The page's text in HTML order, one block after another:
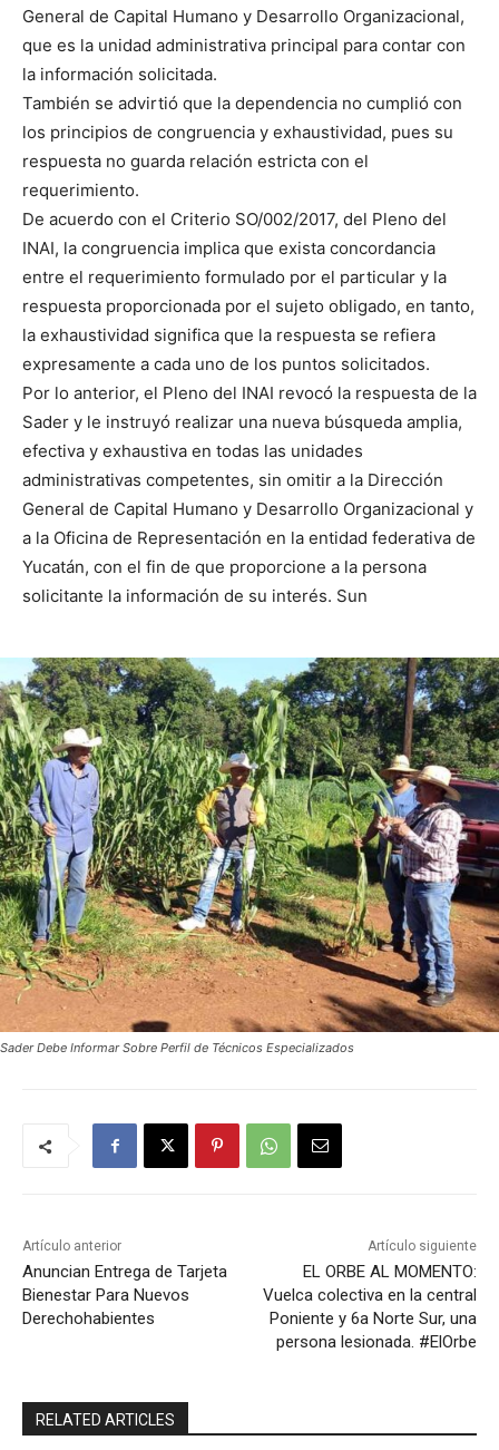
General de Capital Humano y Desarrollo Organizacional,
que es la unidad administrativa principal para contar con
la información solicitada.
También se advirtió que la dependencia no cumplió con
los principios de congruencia y exhaustividad, pues su
respuesta no guarda relación estricta con el
requerimiento.
De acuerdo con el Criterio SO/002/2017, del Pleno del
INAI, la congruencia implica que exista concordancia
entre el requerimiento formulado por el particular y la
respuesta proporcionada por el sujeto obligado, en tanto,
la exhaustividad significa que la respuesta se refiera
expresamente a cada uno de los puntos solicitados.
Por lo anterior, el Pleno del INAI revocó la respuesta de la
Sader y le instruyó realizar una nueva búsqueda amplia,
efectiva y exhaustiva en todas las unidades
administrativas competentes, sin omitir a la Dirección
General de Capital Humano y Desarrollo Organizacional y
a la Oficina de Representación en la entidad federativa de
Yucatán, con el fin de que proporcione a la persona
solicitante la información de su interés. Sun
Sader Debe Informar Sobre Perfil de Técnicos Especializados
Artículo anterior
Anuncian Entrega de Tarjeta
Bienestar Para Nuevos
Derechohabientes
Artículo siguiente
EL ORBE AL MOMENTO:
Vuelca colectiva en la central
Poniente y 6a Norte Sur, una
persona lesionada. #ElOrbe
RELATED ARTICLES